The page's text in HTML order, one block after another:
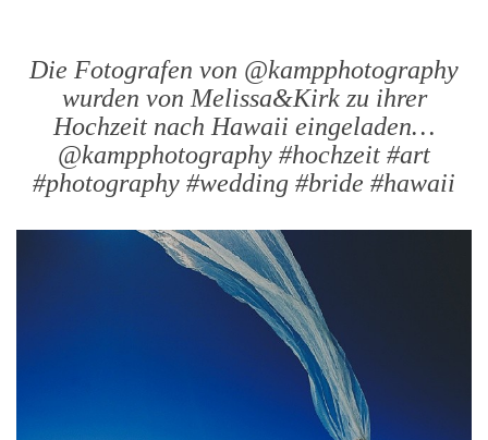
Die Fotografen von @kampphotography
wurden von Melissa&Kirk zu ihrer
Hochzeit nach Hawaii eingeladen…
@kampphotography #hochzeit #art
#photography #wedding #bride #hawaii